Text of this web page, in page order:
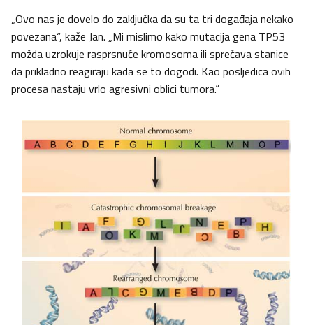
„Ovo nas je dovelo do zaključka da su ta tri događaja nekako
povezana“, kaže Jan. „Mi mislimo kako mutacija gena TP53
možda uzrokuje rasprsnuće kromosoma ili sprečava stanice
da prikladno reagiraju kada se to dogodi. Kao posljedica ovih
procesa nastaju vrlo agresivni oblici tumora.“